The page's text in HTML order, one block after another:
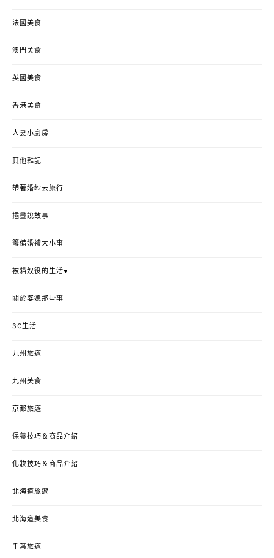
法國美食
澳門美食
英國美食
香港美食
人妻小廚房
其他雜記
帶著婚紗去旅行
插畫說故事
籌備婚禮大小事
被貓奴役的生活♥
關於婆媳那些事
3C生活
九州旅遊
九州美食
京都旅遊
保養技巧＆商品介紹
化妝技巧＆商品介紹
北海道旅遊
北海道美食
千葉旅遊